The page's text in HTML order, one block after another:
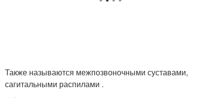
Также называются межпозвоночными суставами,
сагитальными распилами .